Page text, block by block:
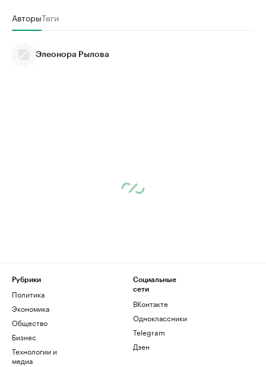
АвторыТеги
Элеонора Рылова
Рубрики
Политика
Экономика
Общество
Бизнес
Технологии и
медиа
Социальные
сети
ВКонтакте
Одноклассники
Telegram
Дзен